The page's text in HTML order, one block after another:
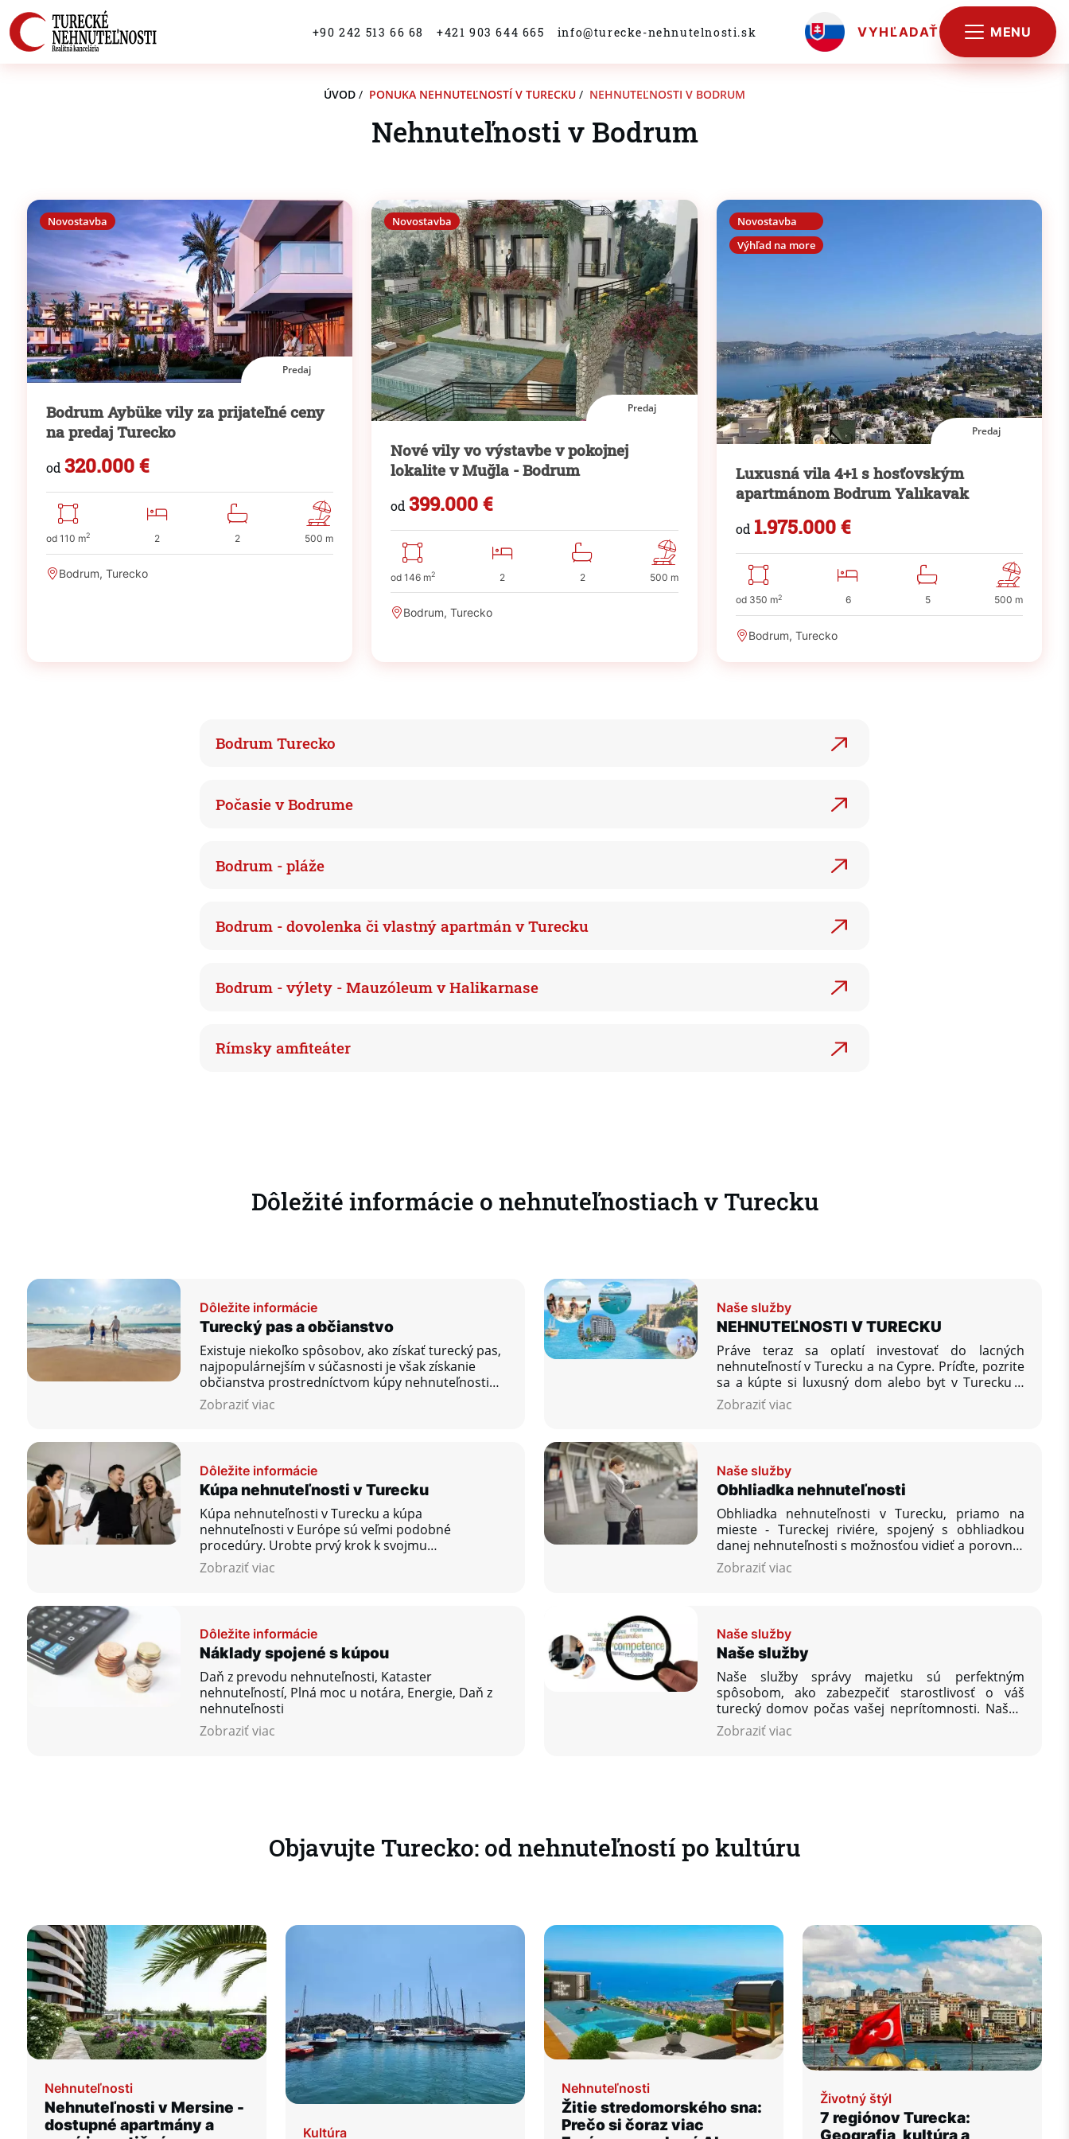
+90 242 513 66 68 +421 903 644 665 info@turecke-nehnutelnosti.sk VYHĽADAŤ MENU
ÚVOD / PONUKA NEHNUTEĽNOSTÍ V TURECKU / NEHNUTEĽNOSTI V BODRUM
Nehnuteľnosti v Bodrum
Novostavba
Predaj
Bodrum Aybüke vily za prijateľné ceny
na predaj Turecko
od 320.000 €
od 110 m2 2 2 500 m
Bodrum, Turecko
Novostavba
Predaj
Nové vily vo výstavbe v pokojnej
lokalite v Muğla - Bodrum
od399.000 €
od 146 m2 2 2 500 m
Bodrum, Turecko
Novostavba
Výhľad na more
Predaj
Luxusná vila 4+1 s hosťovským
apartmánom Bodrum Yalıkavak
od 1.975.000 €
od 350 m2 6 5 500 m
Bodrum, Turecko
Bodrum Turecko
Počasie v Bodrume
Bodrum - pláže
Bodrum - dovolenka či vlastný apartmán v Turecku
Bodrum - výlety - Mauzóleum v Halikarnase
Rímsky amfiteáter
Dôležité informácie o nehnuteľnostiach v Turecku
Dôležite informácie
Turecký pas a občianstvo
Existuje niekoľko spôsobov, ako získať turecký pas,
najpopulárnejším v súčasnosti je však získanie
občianstva prostredníctvom kúpy nehnuteľnosti
alebo otvorením účtu v banke.
Zobraziť viac
Naše služby
NEHNUTEĽNOSTI V TURECKU
Práve teraz sa oplatí investovať do lacných
nehnuteľností v Turecku a na Cypre. Príďte, pozrite
sa a kúpte si luxusný dom alebo byt v Turecku a
investujte svoj kapitál a peniaze do zahraničia.
Dosiahnite vysokú návratnosť investícií do
Zobraziť viac
Dôležite informácie
Kúpa nehnuteľnosti v Turecku
Kúpa nehnuteľnosti v Turecku a kúpa
nehnuteľnosti v Európe sú veľmi podobné
procedúry. Urobte prvý krok k svojmu
vysnívanému bývaniu ešte dnes!
Zobraziť viac
Naše služby
Obhliadka nehnuteľnosti
Obhliadka nehnuteľnosti v Turecku, priamo na
mieste - Tureckej riviére, spojený s obhliadkou
danej nehnuteľnosti s možnosťou vidieť a porovnať
väčšie množstvo ponúkaných nehnuteľností,
zodpovedanie Vašich ďalších otázok, ktoré Vás
Zobraziť viac
Dôležite informácie
Náklady spojené s kúpou
Daň z prevodu nehnuteľnosti, Kataster
nehnuteľností, Plná moc u notára, Energie, Daň z
nehnuteľnosti
Zobraziť viac
Naše služby
Naše služby
Naše služby správy majetku sú perfektným
spôsobom, ako zabezpečiť starostlivosť o váš
turecký domov počas vašej neprítomnosti. Našou
zásadou je poskytnúť vám, nášmu zákazníkovi,
toľko pomoci, koľko budete požadovať, aby bola
Zobraziť viac
Objavujte Turecko: od nehnuteľností po kultúru
Nehnuteľnosti
Nehnuteľnosti v Mersine -
dostupné apartmány a
Kultúra
Nehnuteľnosti
Žitie stredomorského sna:
Prečo si čoraz viac
Životný štýl
7 regiónov Turecka: